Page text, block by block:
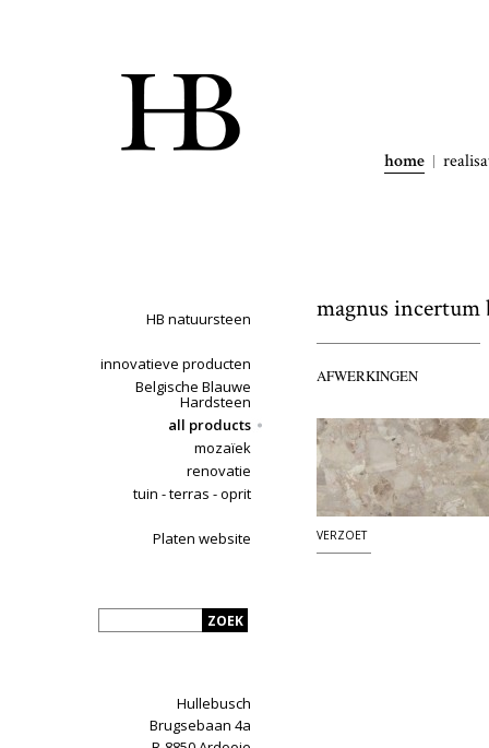
home
HB natuursteen
innovatieve producten
Belgische Blauwe
Hardsteen
all products
mozaïek
renovatie
tuin - terras - oprit
Platen website
Hullebusch
Brugsebaan 4a
magnus incertum
AFWERKINGEN
VERZOET